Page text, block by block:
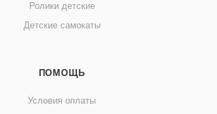
Ролики детские
Детские самокаты
ПОМОЩЬ
Условия оплаты